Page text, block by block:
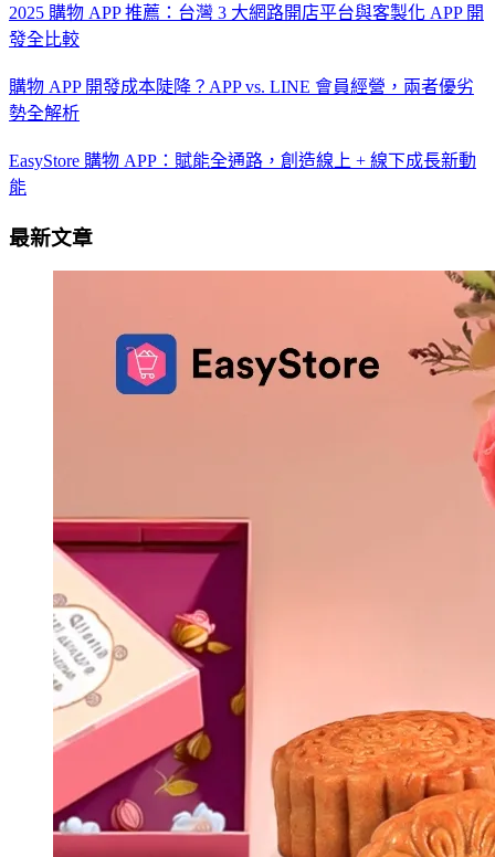
2025 購物 APP 推薦：台灣 3 大網路開店平台與客製化 APP 開
發全比較
購物 APP 開發成本陡降？APP vs. LINE 會員經營，兩者優劣
勢全解析
EasyStore 購物 APP：賦能全通路，創造線上 + 線下成長新動
能
最新文章